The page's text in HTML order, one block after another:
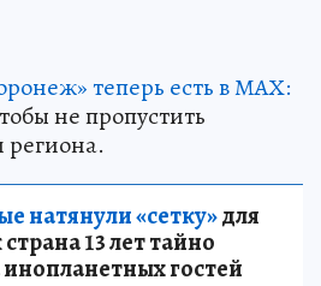
теперь есть в МАХ:
не пропустить
региона.
натянули «сетку»для
13 лет тайно
инопланетных гостей